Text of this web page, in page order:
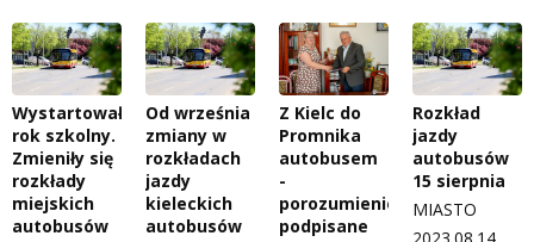
Wystartował
rok szkolny.
Zmieniły się
rozkłady
miejskich
autobusów
Od września
zmiany w
rozkładach
jazdy
kieleckich
autobusów
Z Kielc do
Promnika
autobusem
-
porozumienie
podpisane
Rozkład
jazdy
autobusów
15 sierpnia
MIASTO